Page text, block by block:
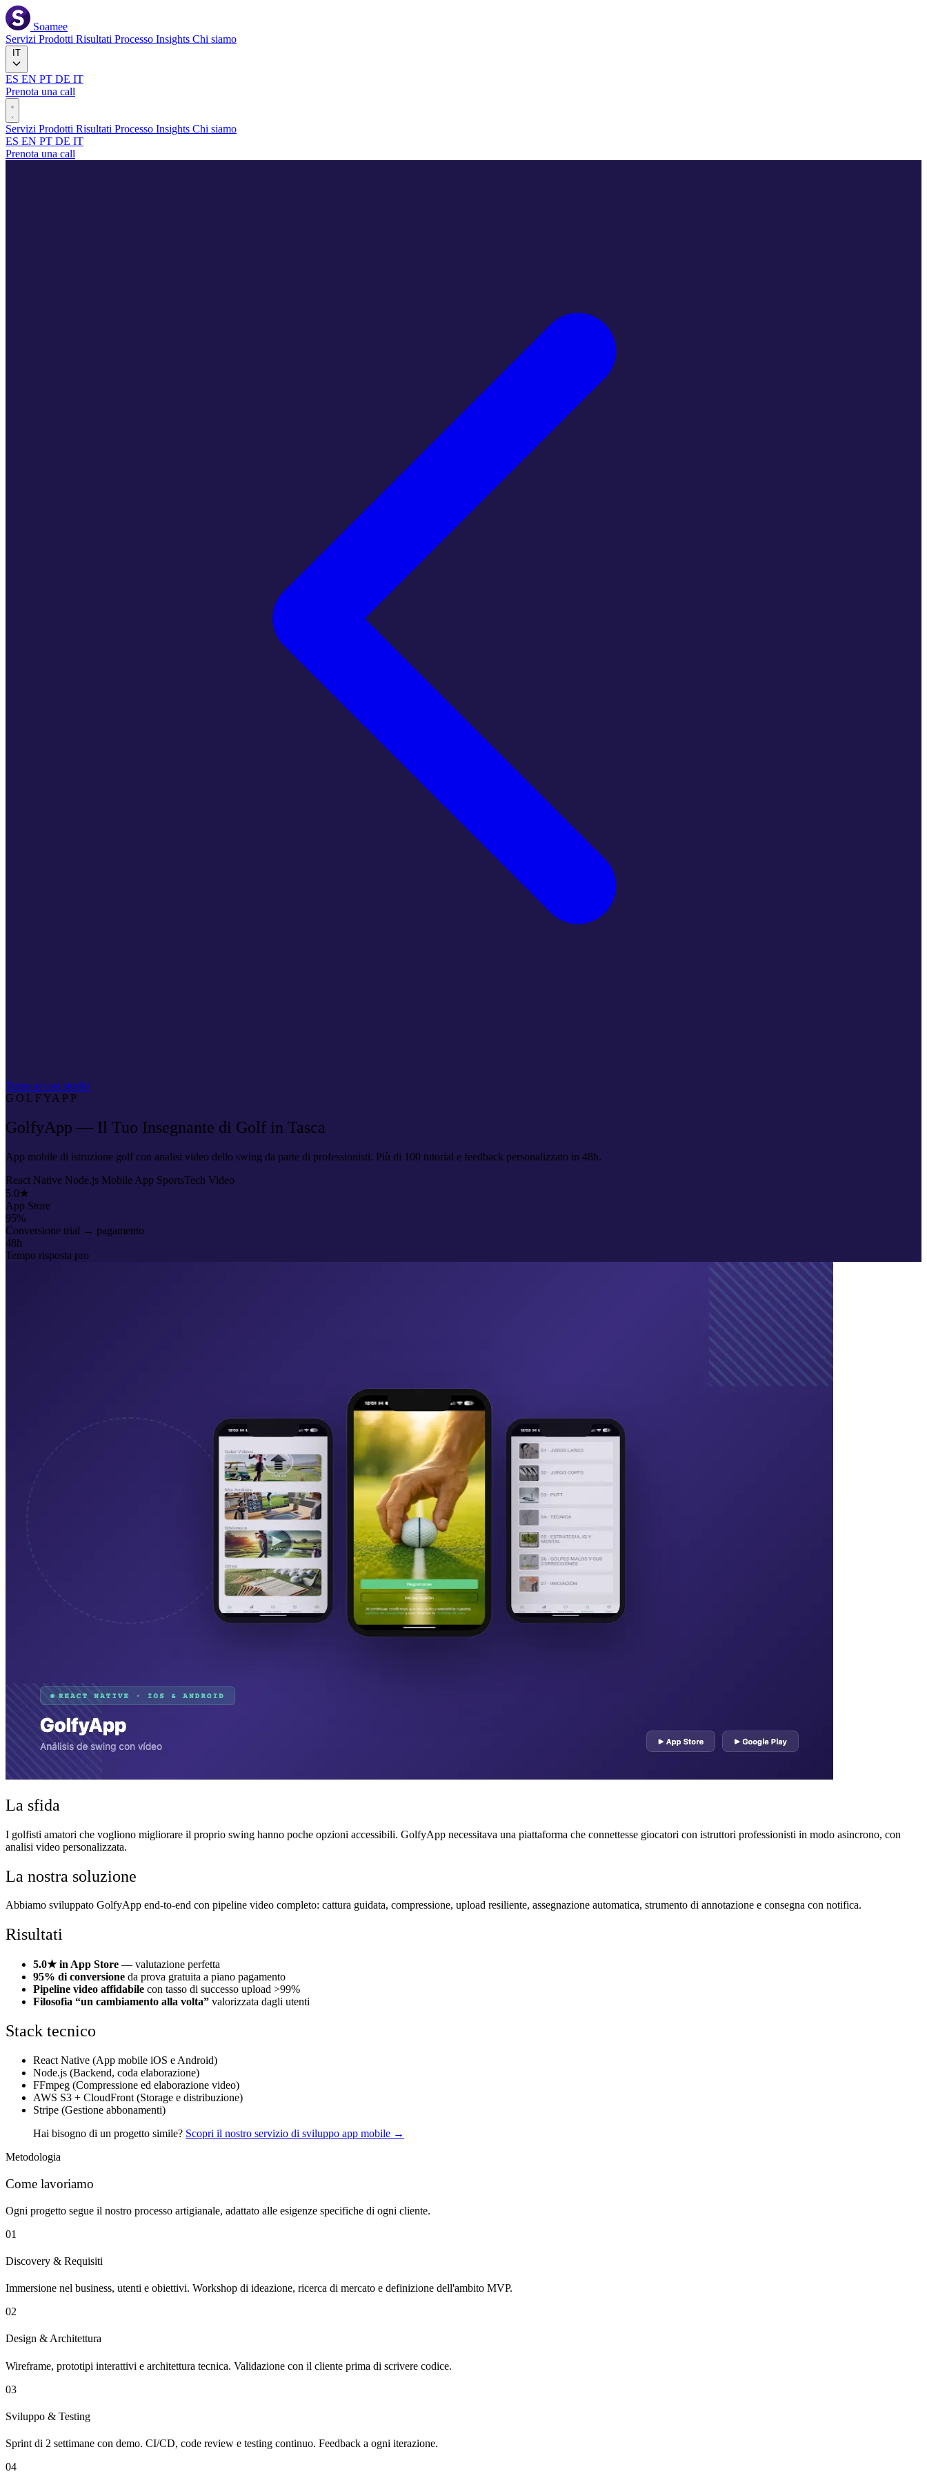
Soamee
Servizi Prodotti Risultati Processo Insights Chi siamo
ES EN PT DE IT
Prenota una call
Servizi Prodotti Risultati Processo Insights Chi siamo
ES EN PT DE IT
Prenota una call
Torna ai casi studio
GOLFYAPP
GolfyApp — Il Tuo Insegnante di Golf in Tasca
App mobile di istruzione golf con analisi video dello swing da parte di professionisti. Più di 100 tutorial e feedback personalizzato in 48h.
React Native Node.js Mobile App SportsTech Video
5.0★
App Store
95%
Conversione trial → pagamento
48h
Tempo risposta pro
La sfida
I golfisti amatori che vogliono migliorare il proprio swing hanno poche opzioni accessibili. GolfyApp necessitava una piattaforma che connettesse giocatori con istruttori professionisti in modo asincrono, con
analisi video personalizzata.
La nostra soluzione
Abbiamo sviluppato GolfyApp end-to-end con pipeline video completo: cattura guidata, compressione, upload resiliente, assegnazione automatica, strumento di annotazione e consegna con notifica.
Risultati
5.0★ in App Store — valutazione perfetta
95% di conversione da prova gratuita a piano pagamento
Pipeline video affidabile con tasso di successo upload >99%
Filosofia “un cambiamento alla volta” valorizzata dagli utenti
Stack tecnico
React Native (App mobile iOS e Android)
Node.js (Backend, coda elaborazione)
FFmpeg (Compressione ed elaborazione video)
AWS S3 + CloudFront (Storage e distribuzione)
Stripe (Gestione abbonamenti)
Hai bisogno di un progetto simile? Scopri il nostro servizio di sviluppo app mobile →
Metodologia
Come lavoriamo
Ogni progetto segue il nostro processo artigianale, adattato alle esigenze specifiche di ogni cliente.
01
Discovery & Requisiti
Immersione nel business, utenti e obiettivi. Workshop di ideazione, ricerca di mercato e definizione dell'ambito MVP.
02
Design & Architettura
Wireframe, prototipi interattivi e architettura tecnica. Validazione con il cliente prima di scrivere codice.
03
Sviluppo & Testing
Sprint di 2 settimane con demo. CI/CD, code review e testing continuo. Feedback a ogni iterazione.
04